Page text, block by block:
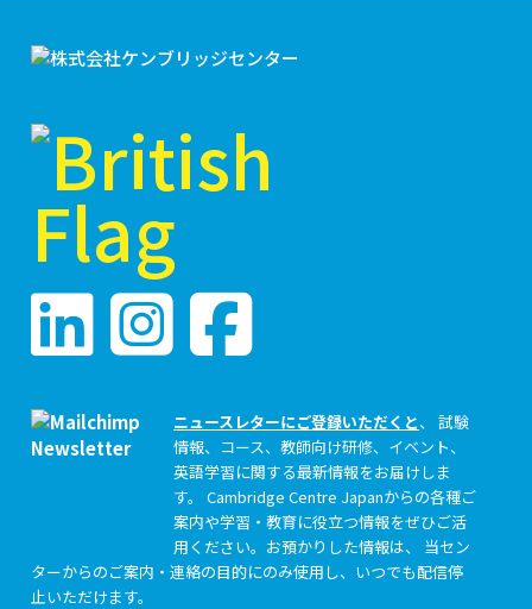
ニュースレターにご登録いただくと、 試験
情報、コース、教師向け研修、イベント、
英語学習に関する最新情報をお届けしま
す。 Cambridge Centre Japanからの各種ご
案内や学習・教育に役立つ情報をぜひご活
用ください。お預かりした情報は、 当セン
ターからのご案内・連絡の目的にのみ使用し、いつでも配信停
止いただけます。